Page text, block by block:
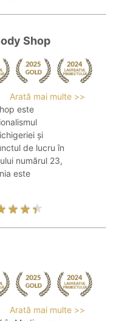
Shop
Arată mai multe >>
este
și
de lucru în
numărul 23,
este
Arată mai multe >>